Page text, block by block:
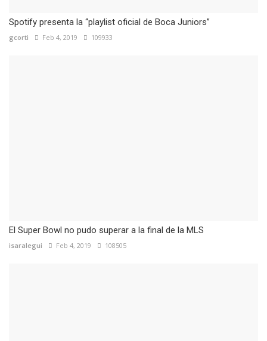
Spotify presenta la “playlist oficial de Boca Juniors”
gcorti Feb 4, 2019 109933
El Super Bowl no pudo superar a la final de la MLS
isaralegui Feb 4, 2019 108505